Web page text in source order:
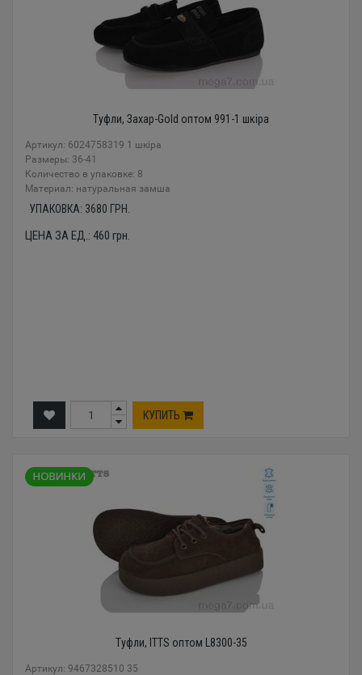
Туфли, Захар-Gold оптом 991-1 шкіра
Артикул: 6024758319 1 шкіра
Размеры: 36-41
Количество в упаковке: 8
Материал: натуральная замша
УПАКОВКА: 3680 ГРН.
ЦЕНА ЗА ЕД.: 460 грн.
КУПИТЬ
Туфли, ITTS оптом L8300-35
Артикул: 9467328510 35